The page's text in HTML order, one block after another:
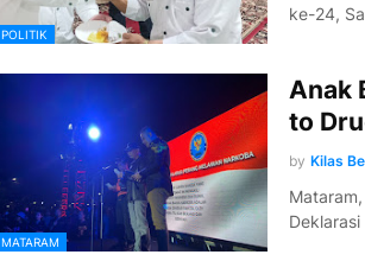
POLITIK
ke-24,
MATARAM
Anak
to
by Kilas